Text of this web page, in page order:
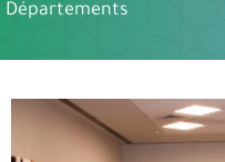
Départements